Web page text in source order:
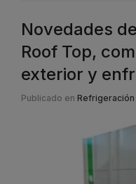
Novedades
Roof Top,
exterior y
Publicado en Refrigeración